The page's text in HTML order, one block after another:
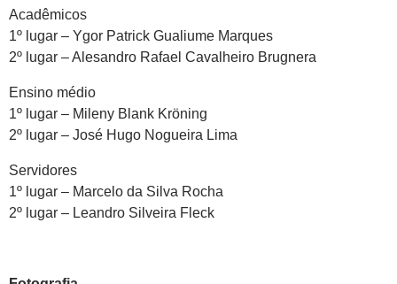
Acadêmicos
1º lugar – Ygor Patrick Gualiume Marques
2º lugar – Alesandro Rafael Cavalheiro Brugnera
Ensino médio
1º lugar – Mileny Blank Kröning
2º lugar – José Hugo Nogueira Lima
Servidores
1º lugar – Marcelo da Silva Rocha
2º lugar – Leandro Silveira Fleck